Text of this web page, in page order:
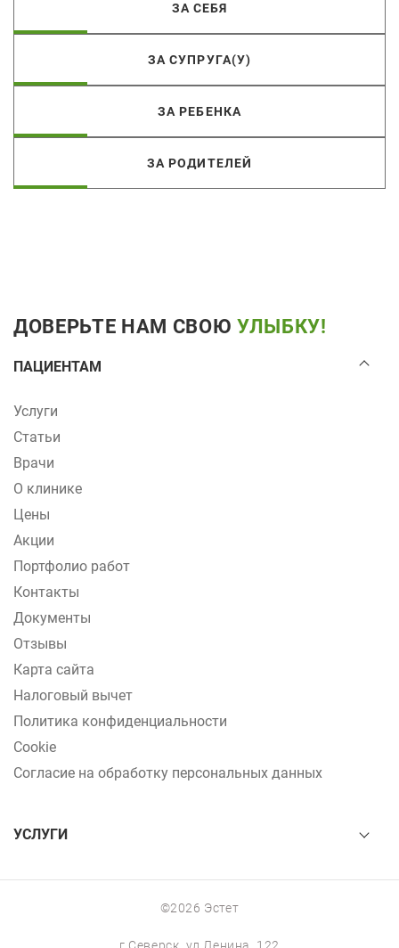
ЗА СЕБЯ
ЗА СУПРУГА(У)
ЗА РЕБЕНКА
ЗА РОДИТЕЛЕЙ
ДОВЕРЬТЕ НАМ СВОЮ УЛЫБКУ!
ПАЦИЕНТАМ
Услуги
Статьи
Врачи
О клинике
Цены
Акции
Портфолио работ
Контакты
Документы
Отзывы
Карта сайта
Налоговый вычет
Политика конфиденциальности
Cookie
Согласие на обработку персональных данных
УСЛУГИ
©2026 Эстет